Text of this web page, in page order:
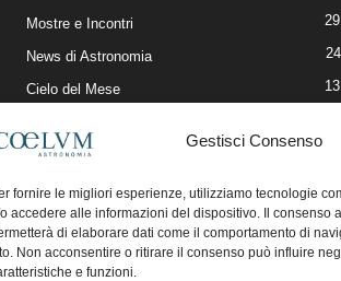
Gestisci Consenso
fornire le migliori esperienze, utilizziamo tecnologie
accedere alle informazioni del dispositivo. Il consenso
di elaborare dati come il comportamento di
Non acconsentire o ritirare il consenso può influire
e funzioni.
Mostre e Incontri
News di Astronomia
Cielo del Mese
Articoli e Risorse On-Line
Il Blog della Redazione